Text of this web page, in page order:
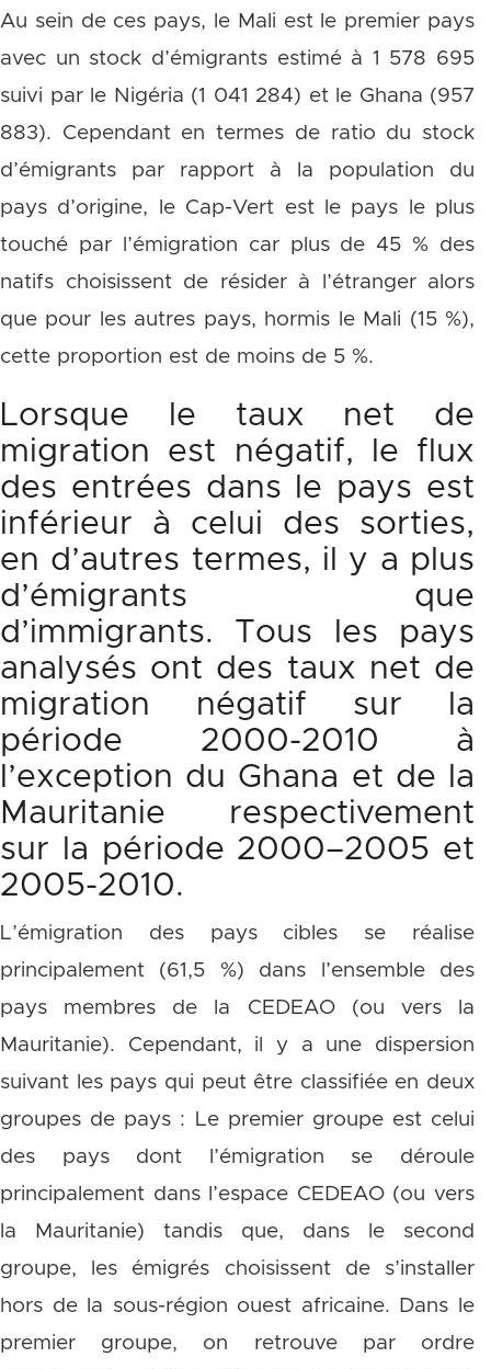
Au sein de ces pays, le Mali est le premier pays
avec un stock d’émigrants estimé à 1 578 695
suivi par le Nigéria (1 041 284) et le Ghana (957
883). Cependant en termes de ratio du stock
d’émigrants par rapport à la population du
pays d’origine, le Cap-Vert est le pays le plus
touché par l’émigration car plus de 45 % des
natifs choisissent de résider à l’étranger alors
que pour les autres pays, hormis le Mali (15 %),
cette proportion est de moins de 5 %.
Lorsque le taux net de
migration est négatif, le flux
des entrées dans le pays est
inférieur à celui des sorties,
en d’autres termes, il y a plus
d’émigrants que
d’immigrants. Tous les pays
analysés ont des taux net de
migration négatif sur la
période 2000-2010 à
l’exception du Ghana et de la
Mauritanie respectivement
sur la période 2000–2005 et
2005-2010.
L’émigration des pays cibles se réalise
principalement (61,5 %) dans l’ensemble des
pays membres de la CEDEAO (ou vers la
Mauritanie). Cependant, il y a une dispersion
suivant les pays qui peut être classifiée en deux
groupes de pays : Le premier groupe est celui
des pays dont l’émigration se déroule
principalement dans l’espace CEDEAO (ou vers
la Mauritanie) tandis que, dans le second
groupe, les émigrés choisissent de s’installer
hors de la sous-région ouest africaine. Dans le
premier groupe, on retrouve par ordre